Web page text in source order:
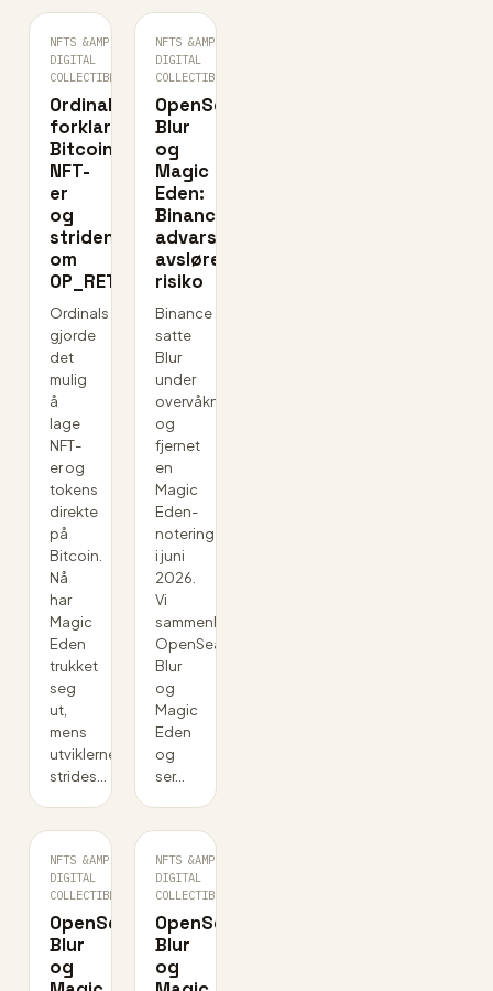
NFTS &AMP;
DIGITAL
COLLECTIBLES
Ordinals
forklart:
Bitcoins
NFT-
er
og
striden
om
OP_RETURN
Ordinals
gjorde
det
mulig
å
lage
NFT-
er og
tokens
direkte
på
Bitcoin.
Nå
har
Magic
Eden
trukket
seg
ut,
mens
utviklerne
strides…
NFTS &AMP;
DIGITAL
COLLECTIBLES
OpenSea,
Blur
og
Magic
Eden:
Binances
advarsler
avslører
risiko
Binance
satte
Blur
under
overvåkning
og
fjernet
en
Magic
Eden-
notering
i juni
2026.
Vi
sammenligner
OpenSea,
Blur
og
Magic
Eden
og
ser…
NFTS &AMP;
DIGITAL
COLLECTIBLES
OpenSea,
Blur
og
NFTS &AMP;
DIGITAL
COLLECTIBLES
OpenSea,
Blur
og